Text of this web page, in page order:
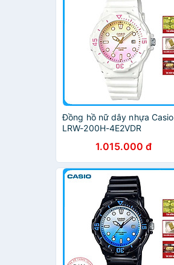
Đồng hồ nữ dây nhựa Casio
LRW-200H-4E2VDR
1.015.000 đ